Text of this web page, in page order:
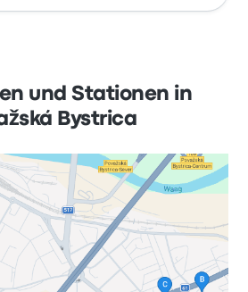
und Stationen in
Bystrica